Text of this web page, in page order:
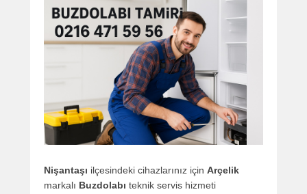
Nişantaşı ilçesindeki cihazlarınız için Arçelik
markalı Buzdolabı teknik servis hizmeti